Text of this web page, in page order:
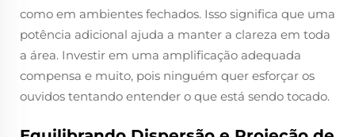
como em ambientes fechados. Isso significa que uma
potência adicional ajuda a manter a clareza em toda
a área. Investir em uma amplificação adequada
compensa e muito, pois ninguém quer esforçar os
ouvidos tentando entender o que está sendo tocado.